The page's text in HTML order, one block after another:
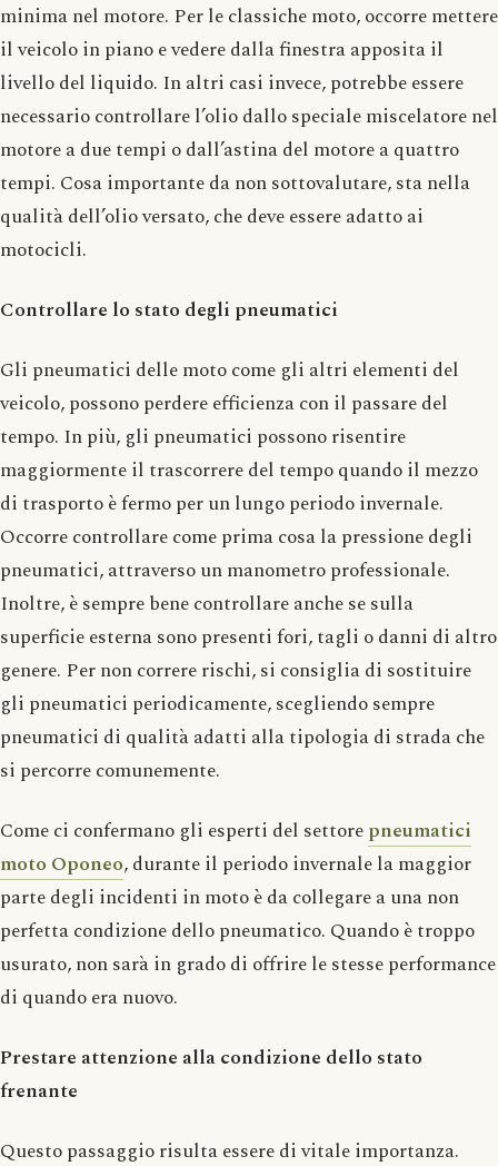
minima nel motore. Per le classiche moto, occorre mettere
il veicolo in piano e vedere dalla finestra apposita il
livello del liquido. In altri casi invece, potrebbe essere
necessario controllare l’olio dallo speciale miscelatore nel
motore a due tempi o dall’astina del motore a quattro
tempi. Cosa importante da non sottovalutare, sta nella
qualità dell’olio versato, che deve essere adatto ai
motocicli.
Controllare lo stato degli pneumatici
Gli pneumatici delle moto come gli altri elementi del
veicolo, possono perdere efficienza con il passare del
tempo. In più, gli pneumatici possono risentire
maggiormente il trascorrere del tempo quando il mezzo
di trasporto è fermo per un lungo periodo invernale.
Occorre controllare come prima cosa la pressione degli
pneumatici, attraverso un manometro professionale.
Inoltre, è sempre bene controllare anche se sulla
superficie esterna sono presenti fori, tagli o danni di altro
genere. Per non correre rischi, si consiglia di sostituire
gli pneumatici periodicamente, scegliendo sempre
pneumatici di qualità adatti alla tipologia di strada che
si percorre comunemente.
Come ci confermano gli esperti del settorepneumatici
moto Oponeo, durante il periodo invernale la maggior
parte degli incidenti in moto è da collegare a una non
perfetta condizione dello pneumatico. Quando è troppo
usurato, non sarà in grado di offrire le stesse performance
di quando era nuovo.
Prestare attenzione alla condizione dello stato
frenante
Questo passaggio risulta essere di vitale importanza.